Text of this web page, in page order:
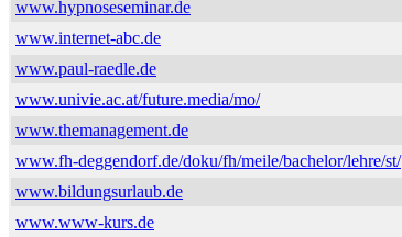
www.hypnoseseminar.de
www.internet-abc.de
www.paul-raedle.de
www.univie.ac.at/future.media/mo/
www.themanagement.de
www.fh-deggendorf.de/doku/fh/meile/bachelor/lehre/st/
www.bildungsurlaub.de
www.www-kurs.de